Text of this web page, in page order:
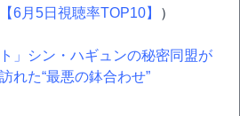
【6月5日視聴率TOP10】 ）
」シン・ハギュンの秘密同盟が
た“最悪の鉢合わせ”